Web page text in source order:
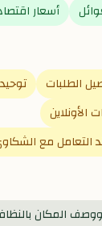
أسعار
الطلبات
الأونلاين
التعامل مع
المكان